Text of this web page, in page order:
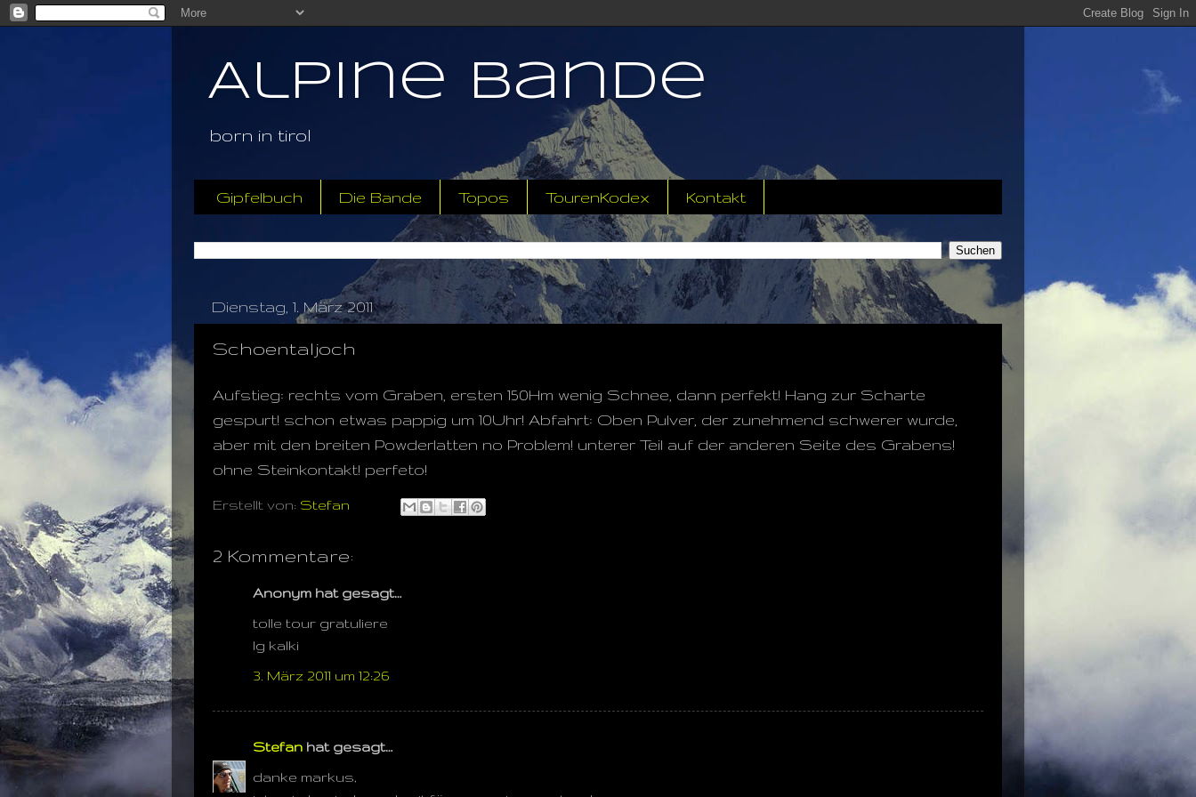
Alpine Bande
born in tirol
Gipfelbuch Die Bande Topos TourenKodex Kontakt
Dienstag, 1. März 2011
Schoentaljoch
Aufstieg: rechts vom Graben, ersten 150Hm wenig Schnee, dann perfekt! Hang zur Scharte
gespurt! schon etwas pappig um 10Uhr! Abfahrt: Oben Pulver, der zunehmend schwerer wurde,
aber mit den breiten Powderlatten no Problem! unterer Teil auf der anderen Seite des Grabens!
ohne Steinkontakt! perfeto!
Erstellt von: Stefan
2 Kommentare:
Anonym hat gesagt…
tolle tour gratuliere
lg kalki
3. März 2011 um 12:26
Stefan hat gesagt…
danke markus,